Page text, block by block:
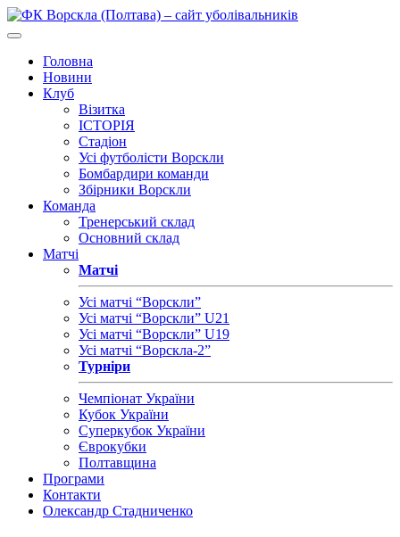
Головна
Новини
Клуб
Візитка
ІСТОРІЯ
Стадіон
Усі футболісти Ворскли
Бомбардири команди
Збірники Ворскли
Команда
Тренерський склад
Основний склад
Матчі
Матчі
Усі матчі “Ворскли”
Усі матчі “Ворскли” U21
Усі матчі “Ворскли” U19
Усі матчі “Ворскла-2”
Турніри
Чемпіонат України
Кубок України
Суперкубок України
Єврокубки
Полтавщина
Програми
Контакти
Олександр Стадниченко